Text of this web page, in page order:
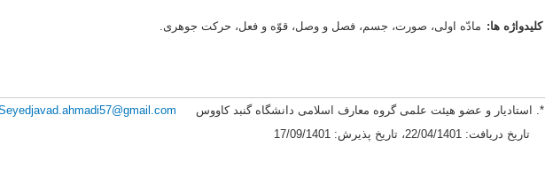
کلیدواژه ها: مادّه اولی، صورت، جسم، فصل و وصل، قوّه و فعل، حرکت جوهری.
*. استادیار و عضو هیئت علمی گروه معارف اسلامی دانشگاه گنبد کاووس
تاریخ دریافت: 22/04/1401، تاریخ پذیرش: 17/09/1401